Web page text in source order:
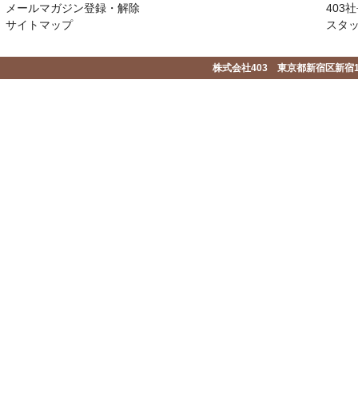
メールマガジン登録・解除
サイトマップ
403
スタ
株式会社403 東京都新宿区新